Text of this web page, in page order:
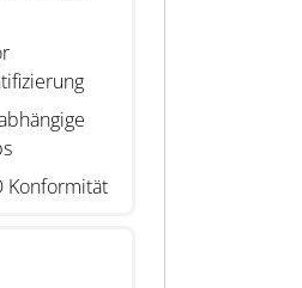
Konformität